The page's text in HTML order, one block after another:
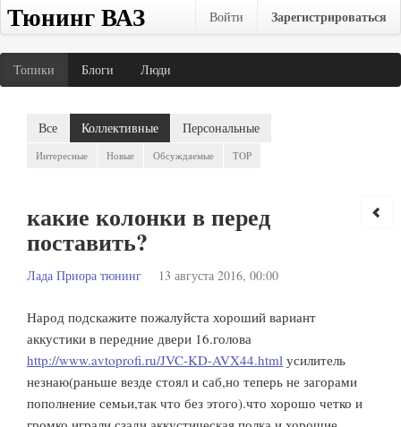
Тюнинг ВАЗ Войти Зарегистрироваться
Топики Блоги Люди
Все Коллективные Персональные
Интересные Новые Обсуждаемые TOP
какие колонки в перед
поставить?
Лада Приора тюнинг 13 августа 2016, 00:00
Народ подскажите пожалуйста хороший вариант
аккустики в передние двери 16.голова
http://www.avtoprofi.ru/JVC-KD-AVX44.html усилитель
незнаю(раньше везде стоял и саб,но теперь не загорами
пополнение семьи,так что без этого).что хорошо четко и